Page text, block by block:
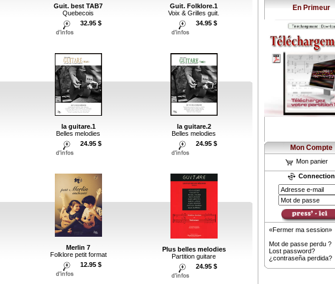
Guit. best TAB7
Quebecois
32.95 $
Guit. Folklore.1
Voix & Grilles guit.
34.95 $
la guitare.1
Belles melodies
24.95 $
la guitare.2
Belles melodies
24.95 $
Merlin 7
Folklore petit format
12.95 $
Plus belles melodies
Partition guitare
24.95 $
En Primeur
Mon Compte
Mon panier
Connection
«Fermer ma session»
Mot de passe perdu ?
Lost password?
¿contraseña perdida?